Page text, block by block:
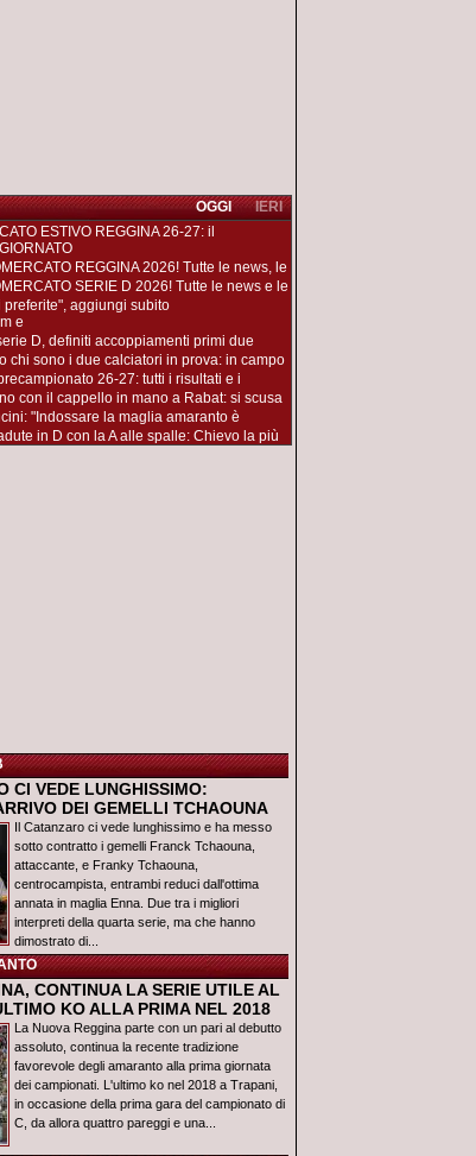
IERI
OGGI
ESTIVO REGGINA 26-27: il
REGGINA 2026! Tutte le news, le
SERIE D 2026! Tutte le news e le
preferite", aggiungi subito
e
D, definiti accoppiamenti primi due
chi sono i due calciatori in prova: in campo
26-27: tutti i risultati e i
con il cappello in mano a Rabat: si scusa
"Indossare la maglia amaranto è
in D con la A alle spalle: Chievo la più
CI VEDE LUNGHISSIMO:
DEI GEMELLI TCHAOUNA
Il Catanzaro ci vede lunghissimo e ha messo
sotto contratto i gemelli Franck Tchaouna,
attaccante, e Franky Tchaouna,
centrocampista, entrambi reduci dall'ottima
annata in maglia Enna. Due tra i migliori
interpreti della quarta serie, ma che hanno
dimostrato di...
CONTINUA LA SERIE UTILE AL
KO ALLA PRIMA NEL 2018
La Nuova Reggina parte con un pari al debutto
assoluto, continua la recente tradizione
favorevole degli amaranto alla prima giornata
dei campionati. L'ultimo ko nel 2018 a Trapani,
in occasione della prima gara del campionato di
C, da allora quattro pareggi e una...